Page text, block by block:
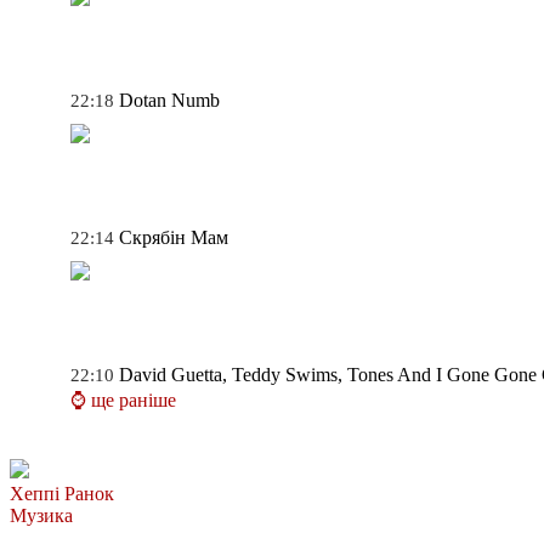
22:18 Dotan Numb
22:14 Скрябін Мам
22:10 David Guetta, Teddy Swims, Tones And I Gone Gone
⌚ ще раніше
Хеппі Ранок
Музика